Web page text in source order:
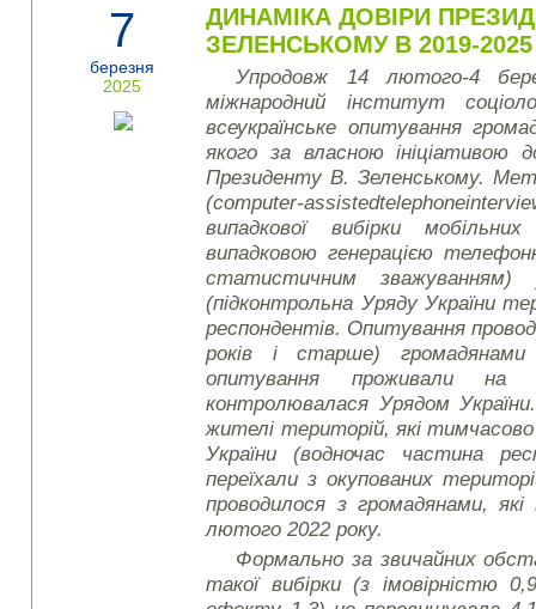
7
березня
2025
ДИНАМІКА ДОВІРИ
ЗЕЛЕНСЬКОМУ В 2019-
Упродовж 14 лютого-4
міжнародний інститут
всеукраїнське опитування
якого за власною ініціативою
Президенту В. Зеленському.
(computer-assistedtelephone
випадкової вибірки
випадковою генерацією
статистичним зважуванням)
(підконтрольна Уряду України
респондентів. Опитування
років і старше)
опитування проживали на
контролювалася Урядом
жителі територій, які
України (водночас частина
переїхали з окупованих
проводилося з громадянами, які
лютого 2022 року.
Формально за звичайних
такої вибірки (з імовірністю